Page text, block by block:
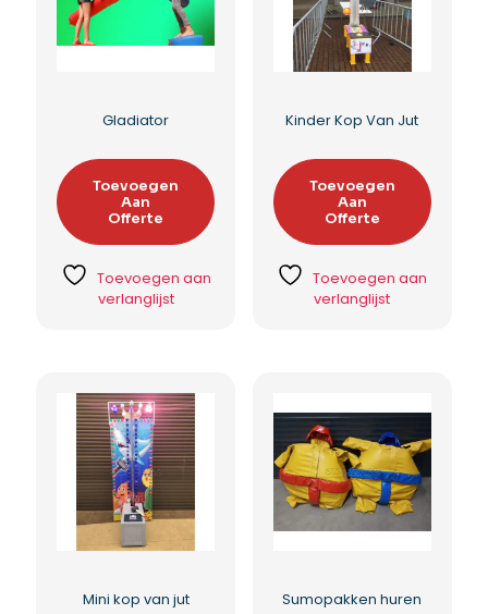
Gladiator
Toevoegen
Aan
Offerte
Toevoegen aan
verlanglijst
Kinder Kop Van Jut
Toevoegen
Aan
Offerte
Toevoegen aan
verlanglijst
Mini kop van jut Sumopakken huren